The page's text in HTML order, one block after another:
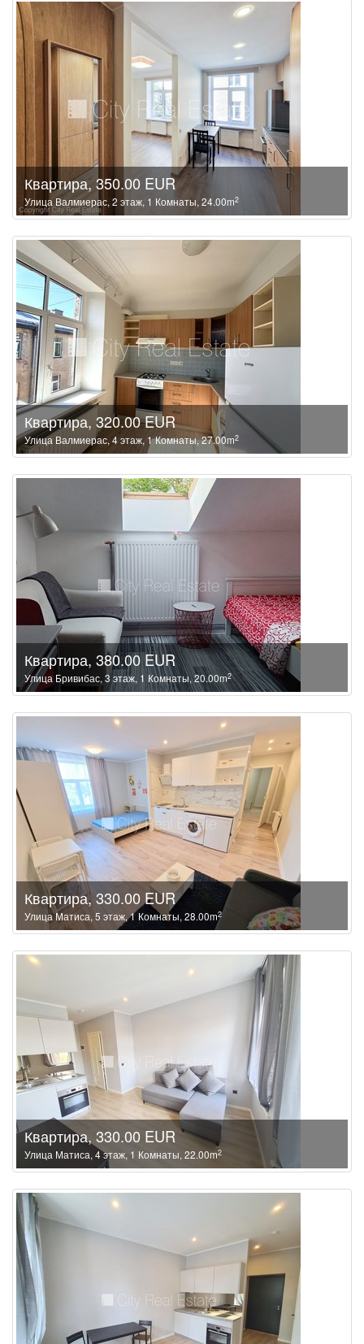
Квартира, 350.00 EUR
Улица Валмиерас, 2 этаж, 1 Комнаты, 24.00m2
Квартира, 320.00 EUR
Улица Валмиерас, 4 этаж, 1 Комнаты, 27.00m2
Квартира, 380.00 EUR
Улица Бривибас, 3 этаж, 1 Комнаты, 20.00m2
Квартира, 330.00 EUR
Улица Матиса, 5 этаж, 1 Комнаты, 28.00m2
Квартира, 330.00 EUR
Улица Матиса, 4 этаж, 1 Комнаты, 22.00m2